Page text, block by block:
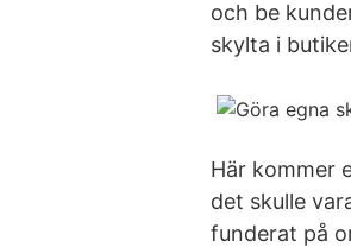
och be
skylta i
Här kommer
det skulle
funderat på